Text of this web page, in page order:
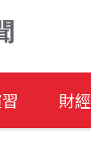
財經